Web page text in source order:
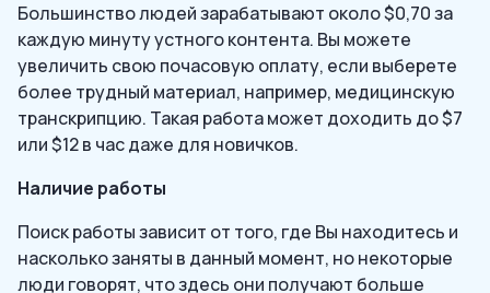
Большинство людей зарабатывают около $0,70 за
каждую минуту устного контента. Вы можете
увеличить свою почасовую оплату, если выберете
более трудный материал, например, медицинскую
транскрипцию. Такая работа может доходить до $7
или $12 в час даже для новичков.
Наличие работы
Поиск работы зависит от того, где Вы находитесь и
насколько заняты в данный момент, но некоторые
люди говорят, что здесь они получают больше